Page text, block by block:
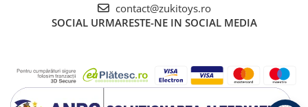
contact@zukitoys.ro
SOCIAL URMARESTE-NE IN SOCIAL MEDIA